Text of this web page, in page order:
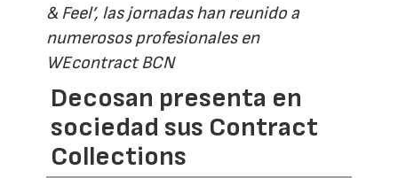
& Feel’, las jornadas han reunido a
numerosos profesionales en
WEcontract BCN
Decosan presenta en
sociedad sus Contract
Collections